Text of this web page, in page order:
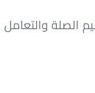
بنك القدس افتتح مكتب تمثيلي له